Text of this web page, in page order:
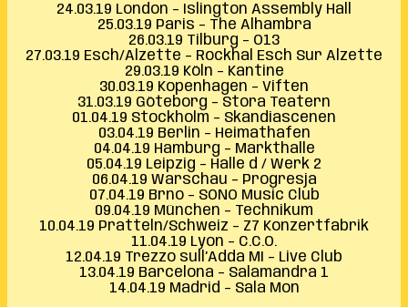
24.03.19 London – Islington Assembly Hall
25.03.19 Paris – The Alhambra
26.03.19 Tilburg – O13
27.03.19 Esch/Alzette – Rockhal Esch Sur Alzette
29.03.19 Köln – Kantine
30.03.19 Kopenhagen – Viften
31.03.19 Göteborg – Stora Teatern
01.04.19 Stockholm – Skandiascenen
03.04.19 Berlin – Heimathafen
04.04.19 Hamburg – Markthalle
05.04.19 Leipzig – Halle d / Werk 2
06.04.19 Warschau – Progresja
07.04.19 Brno – SONO Music Club
09.04.19 München – Technikum
10.04.19 Pratteln/Schweiz – Z7 Konzertfabrik
11.04.19 Lyon – C.C.O.
12.04.19 Trezzo sull’Adda MI – Live Club
13.04.19 Barcelona – Salamandra 1
14.04.19 Madrid – Sala Mon